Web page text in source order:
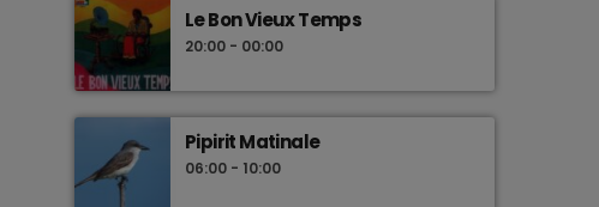
Le Bon Vieux Temps
20:00 - 00:00
Pipirit Matinale
06:00 - 10:00